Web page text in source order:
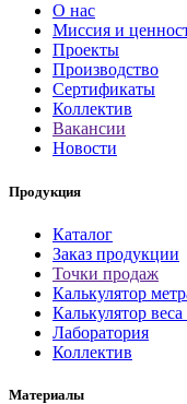
О нас
Миссия и
Проекты
Производство
Сертификаты
Коллектив
Вакансии
Новости
Продукция
Каталог
Заказ продукции
Точки продаж
Калькулятор
Калькулятор
Лаборатория
Коллектив
Материалы